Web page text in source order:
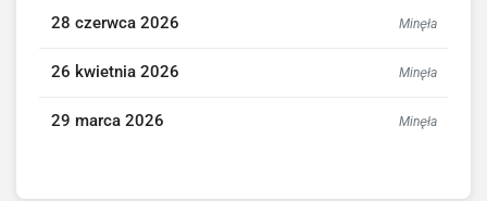
28 czerwca 2026 Minęła
26 kwietnia 2026 Minęła
29 marca 2026 Minęła